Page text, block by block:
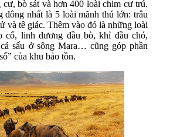
bò sát và hơn 400 loài chim cư trú.
đông nhất là 5 loài mãnh thú lớn: trâu
và tê giác. Thêm vào đó là những loài
cổ, linh dương đầu bò, khỉ đầu chó,
sấu ở sông Mara… cũng góp phần
của khu bảo tồn.